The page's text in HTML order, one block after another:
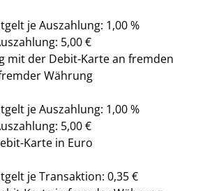
je Auszahlung: 1,00 %
5,00 €
mit der Debit-Karte an fremden
Währung
je Auszahlung: 1,00 %
5,00 €
Karte in Euro
je Transaktion: 0,35 €